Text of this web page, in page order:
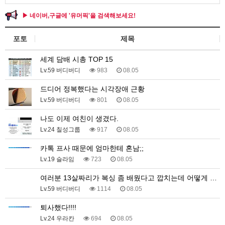
▶ 네이버,구글에 '유머픽'을 검색해보세요!
포토 제목
세계 담배 시총 TOP 15
Lv.59 버디버디 983 08.05
드디어 정복했다는 시각장애 근황
Lv.59 버디버디 801 08.05
나도 이제 여친이 생겼다.
Lv.24 칠성그룹 917 08.05
카톡 프사 때문에 엄마한테 혼남;;
Lv.19 슬라임 723 08.05
여러분 13살짜리가 복싱 좀 배웠다고 깝치는데 어떻게 …
Lv.59 버디버디 1114 08.05
퇴사했다!!!!
Lv.24 우라칸 694 08.05